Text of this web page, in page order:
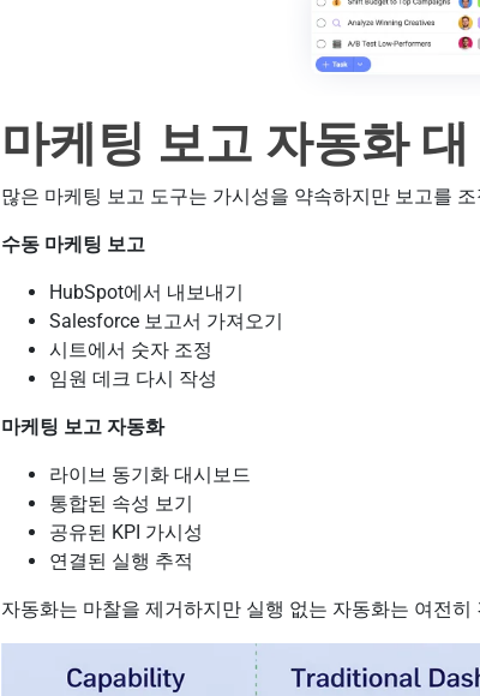
마케팅 보고 자동화
많은 마케팅 보고 도구는 가시성을 약속하지만 보고를
수동 마케팅 보고
HubSpot에서 내보내기
Salesforce 보고서 가져오기
시트에서 숫자 조정
임원 데크 다시 작성
마케팅 보고 자동화
라이브 동기화 대시보드
통합된 속성 보기
공유된 KPI 가시성
연결된 실행 추적
자동화는 마찰을 제거하지만 실행 없는 자동화는 여전히